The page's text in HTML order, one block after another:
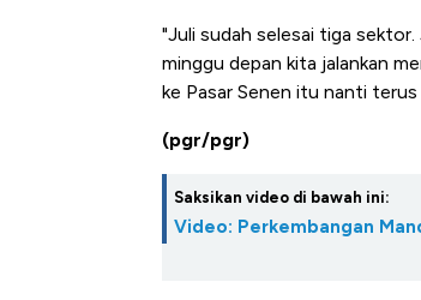
"Juli sudah selesai tiga
minggu depan kita jalankan
ke Pasar Senen itu nanti
(pgr/pgr)
Saksikan video di bawah ini:
Video: Perkembangan